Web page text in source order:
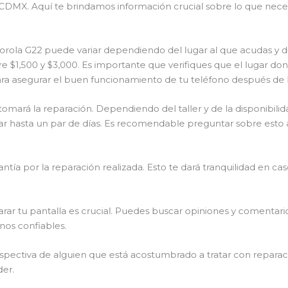
Aquí te brindamos información crucial sobre lo que
G22 puede variar dependiendo del lugar al que acudas y
y $3,000. Es importante que verifiques que el lugar
asegurar el buen funcionamiento de tu teléfono después de
la reparación. Dependiendo del taller y de la
un par de días. Es recomendable preguntar sobre esto
por la reparación realizada. Esto te dará tranquilidad en
tu pantalla es crucial. Puedes buscar opiniones y
confiables.
de alguien que está acostumbrado a tratar con